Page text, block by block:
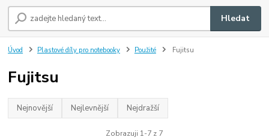
Hledat
Úvod Plastové díly pro notebooky Použité Fujitsu
Fujitsu
Nejnovější Nejlevnější Nejdražší
Zobrazuji 1-7 z 7